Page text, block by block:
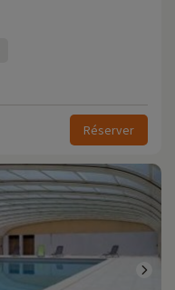
Réserver